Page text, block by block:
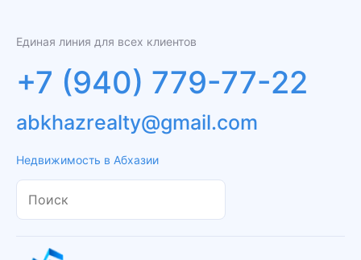
Единая линия для всех клиентов
+7 (940) 779-77-22
Недвижимость в Абхазии
abkhazrealty@gmail.com